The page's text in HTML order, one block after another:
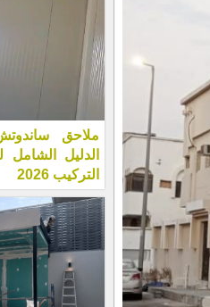
ملاحق
الدليل الشامل
التركيب 2026